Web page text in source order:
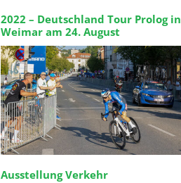
2022 – Deutschland Tour Prolog in
Weimar am 24. August
Ausstellung Verkehr